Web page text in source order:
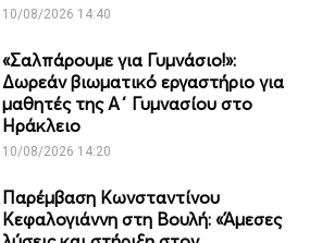
10/08/2026 14:40
«Σαλπάρουμε για Γυμνάσιο!»:
Δωρεάν βιωματικό εργαστήριο για
μαθητές της Α΄ Γυμνασίου στο
Ηράκλειο
10/08/2026 14:20
Παρέμβαση Κωνσταντίνου
Κεφαλογιάννη στη Βουλή: «Άμεσες